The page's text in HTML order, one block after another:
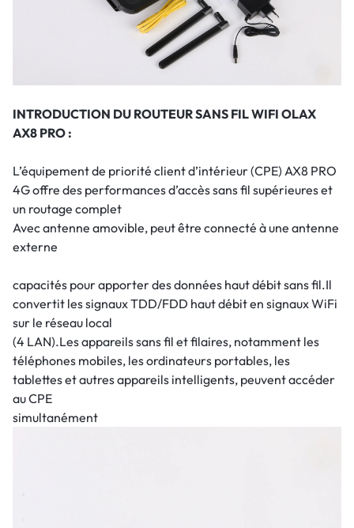
INTRODUCTION DU ROUTEUR SANS FIL WIFI OLAX
AX8 PRO :
L’équipement de priorité client d’intérieur (CPE) AX8 PRO
4G offre des performances d’accès sans fil supérieures et
un routage complet
Avec antenne amovible, peut être connecté à une antenne
externe
capacités pour apporter des données haut débit sans fil.Il
convertit les signaux TDD/FDD haut débit en signaux WiFi
sur le réseau local
(4 LAN).Les appareils sans fil et filaires, notamment les
téléphones mobiles, les ordinateurs portables, les
tablettes et autres appareils intelligents, peuvent accéder
au CPE
simultanément